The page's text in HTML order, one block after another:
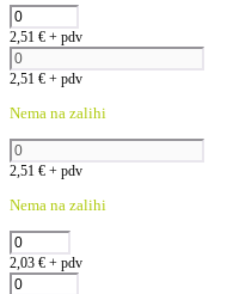
2,51 € + pdv
2,51 € + pdv
Nema na zalihi
2,51 € + pdv
Nema na zalihi
2,03 € + pdv